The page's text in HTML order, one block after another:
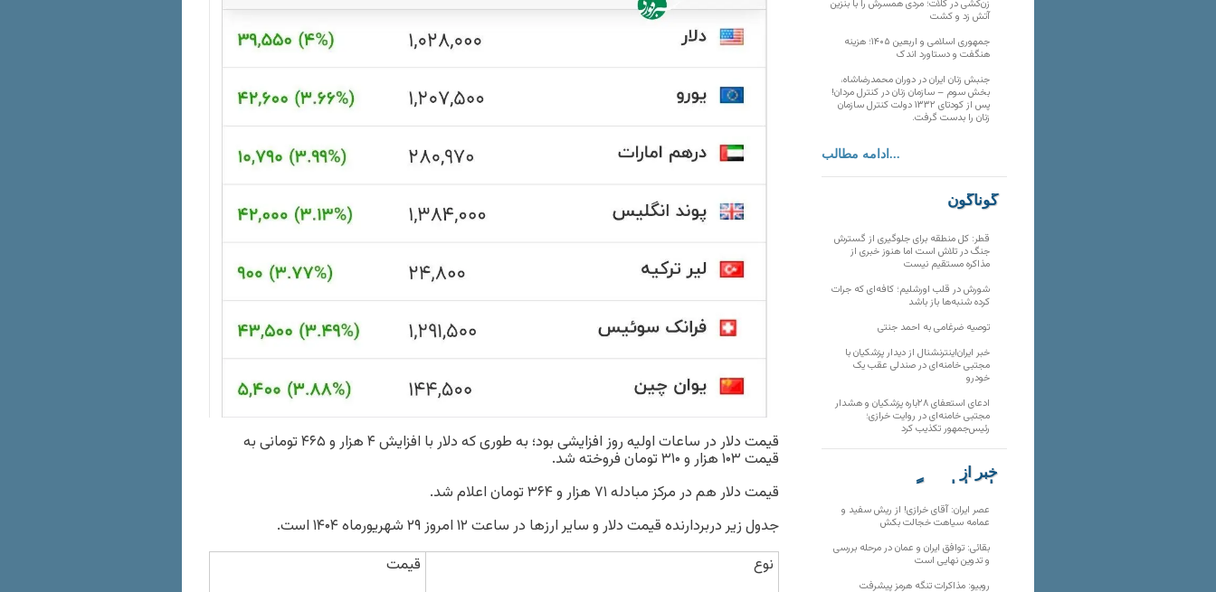
قیمت دلار در ساعات اولیه روز افزایشی بود؛ به طوری که دلار با افزایش ۴ هزار و ۴۶۵ تومانی به
قیمت ۱۰۳ هزار و ۳۱۰ تومان فروخته شد.
قیمت دلار هم در مرکز مبادله ۷۱ هزار و ۳۶۴ تومان اعلام شد.
جدول زیر دربردارنده قیمت دلار و سایر ارزها در ساعت ۱۲ امروز ۲۹ شهریورماه ۱۴۰۴ است.
نوع
قیمت
زن‌کشی در کلات؛ مردی همسرش را با بنزین
آتش زد و کشت
جمهوری اسلامی و اربعین ۱۴۰۵؛ هزینه
هنگفت و دستاورد اندک
جنبش زنان ایران در دوران محمدرضاشاه،
بخش سوم – سازمان زنان در کنترل مردان!
پس از کودتای ۱۳۳۲ دولت کنترل سازمان
زنان را بدست گرفت.
ادامه مطالب...
گوناگون
قطر: کل منطقه برای جلوگیری از گسترش
جنگ در تلاش است اما هنوز خبری از
مذاکره مستقیم نیست
شورش در قلب اورشلیم؛ کافه‌ای که جرات
کرده شنبه‌ها باز باشد
توصیه ضرغامی به احمد جنتی
خبر ایران‌اینترنشنال از دیدار پزشکیان با
مجتبی خامنه‌ای در صندلی عقب یک
خودرو
ادعای استعفای ۲۸باره پزشکیان و هشدار
مجتبی خامنه‌ای در روایت خرازی؛
رئیس‌جمهور تکذیب کرد
خبر از
تارنماهای دیگر
عصر ایران: آقای خرازی! از ریش سفید و
عمامه سیاهت خجالت بکش
بقائی: توافق ایران و عمان در مرحله بررسی
و تدوین نهایی است
روبیو: مذاکرات تنگه هرمز پیشرفت